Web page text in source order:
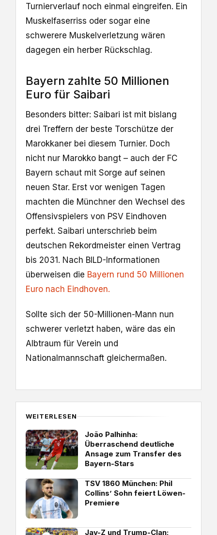
Turnierverlauf noch einmal eingreifen. Ein
Muskelfaserriss oder sogar eine
schwerere Muskelverletzung wären
dagegen ein herber Rückschlag.
Bayern zahlte 50 Millionen
Euro für Saibari
Besonders bitter: Saibari ist mit bislang
drei Treffern der beste Torschütze der
Marokkaner bei diesem Turnier. Doch
nicht nur Marokko bangt – auch der FC
Bayern schaut mit Sorge auf seinen
neuen Star. Erst vor wenigen Tagen
machten die Münchner den Wechsel des
Offensivspielers von PSV Eindhoven
perfekt. Saibari unterschrieb beim
deutschen Rekordmeister einen Vertrag
bis 2031. Nach BILD-Informationen
überweisen die Bayern rund 50 Millionen
Euro nach Eindhoven.
Sollte sich der 50-Millionen-Mann nun
schwerer verletzt haben, wäre das ein
Albtraum für Verein und
Nationalmannschaft gleichermaßen.
WEITERLESEN
João Palhinha:
Überraschend deutliche
Ansage zum Transfer des
Bayern-Stars
TSV 1860 München: Phil
Collins’ Sohn feiert Löwen-
Premiere
Jay-Z und Trump-Clan: